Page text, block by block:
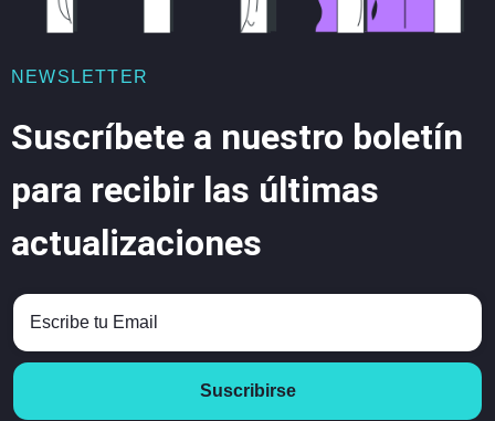
NEWSLETTER
Suscríbete a nuestro boletín
para recibir las últimas
actualizaciones
Suscribirse